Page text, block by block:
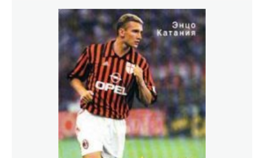
капитаном французской национальной команды на
Чемпионате Европы в 1984, став чемпионом и главным
бомбардиром турнира с 9 голами.26 января 2007 года
был избран президентом УЕФА.В книге, Мишель
Платини – рассказывает о своем спортивном пути,
размышляет о профессии игрока, рассматривает
изнутри события футбольного прошлого.Литературная
запись Патрика Маэ. Перевод Л.Д. Каневского.